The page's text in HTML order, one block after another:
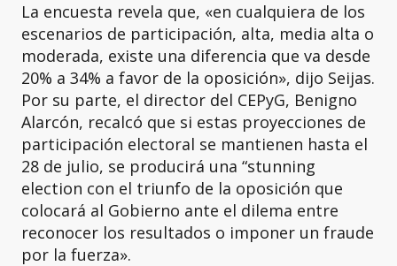
La encuesta revela que, «en cualquiera de los
escenarios de participación, alta, media alta o
moderada, existe una diferencia que va desde
20% a 34% a favor de la oposición», dijo Seijas.
Por su parte, el director del CEPyG, Benigno
Alarcón, recalcó que si estas proyecciones de
participación electoral se mantienen hasta el
28 de julio, se producirá una “stunning
election con el triunfo de la oposición que
colocará al Gobierno ante el dilema entre
reconocer los resultados o imponer un fraude
por la fuerza».